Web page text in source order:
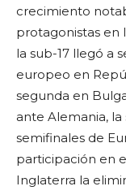
crecimiento
protagonistas en
la sub-17 llegó a
europeo en
segunda en
ante Alemania,
semifinales de
participación en
Inglaterra la